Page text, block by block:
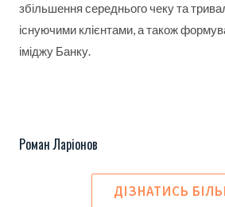
збільшення середнього чеку та
існуючими клієнтами, а також
іміджу Банку.
Роман Ларіонов
ДІЗНАТИСЬ